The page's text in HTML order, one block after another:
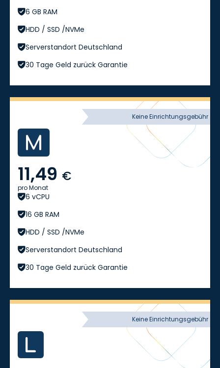
6 GB RAM
HDD / SSD /NVMe
Serverstandort Deutschland
30 Tage Geld zurück Garantie
Keine Einrichtungsgebühr
11,49 €
pro Monat
6 vCPU
16 GB RAM
HDD / SSD /NVMe
Serverstandort Deutschland
30 Tage Geld zurück Garantie
Keine Einrichtungsgebühr